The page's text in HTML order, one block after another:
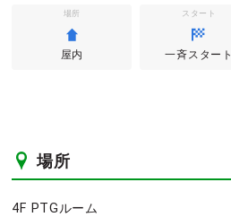
場所
屋内
スタート
一斉スタート
場所
4F PTGルーム